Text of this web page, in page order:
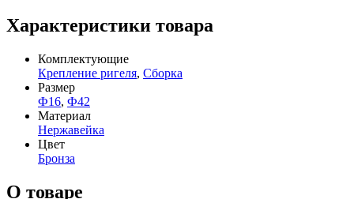
Характеристики товара
Комплектующие
Крепление ригеля, Сборка
Размер
Ф16, Ф42
Материал
Нержавейка
Цвет
Бронза
О товаре